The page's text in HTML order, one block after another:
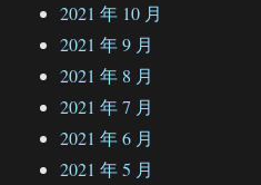
2021 年 10 月
2021 年 9 月
2021 年 8 月
2021 年 7 月
2021 年 6 月
2021 年 5 月